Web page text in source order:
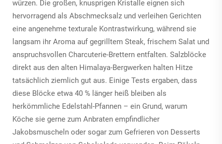
würzen. Die großen, knusprigen Kristalle eignen sich
hervorragend als Abschmecksalz und verleihen Gerichten
eine angenehme texturale Kontrastwirkung, während sie
langsam ihr Aroma auf gegrilltem Steak, frischem Salat und
anspruchsvollen Charcuterie-Brettern entfalten. Salzblöcke
direkt aus den alten Himalaya-Bergwerken halten Hitze
tatsächlich ziemlich gut aus. Einige Tests ergaben, dass
diese Blöcke etwa 40 % länger heiß bleiben als
herkömmliche Edelstahl-Pfannen – ein Grund, warum
Köche sie gerne zum Anbraten empfindlicher
Jakobsmuscheln oder sogar zum Gefrieren von Desserts